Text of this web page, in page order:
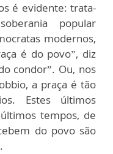
é evidente: trata-
popular
modernos,
é do povo”, diz
condor”. Ou, nos
a praça é tão
Estes últimos
tempos, de
do povo são